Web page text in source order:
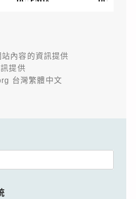
內容的資訊提供
提供
台灣繁體中文